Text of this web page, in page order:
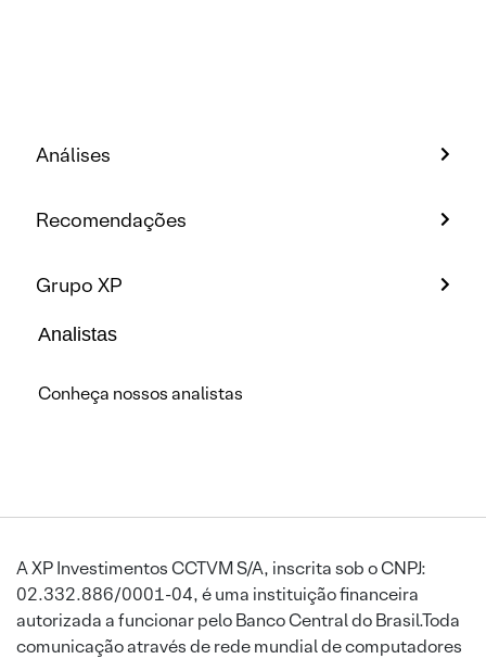
Análises
Recomendações
Grupo XP
Analistas
Conheça nossos analistas
A XP Investimentos CCTVM S/A, inscrita sob o CNPJ:
02.332.886/0001-04, é uma instituição financeira
autorizada a funcionar pelo Banco Central do Brasil.Toda
comunicação através de rede mundial de computadores